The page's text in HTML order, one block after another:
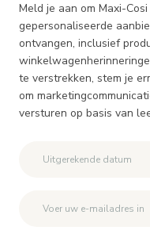
Meld je aan om Maxi-
gepersonaliseerde
ontvangen, inclusief
te verstrekken, stem je
om
versturen op basis van